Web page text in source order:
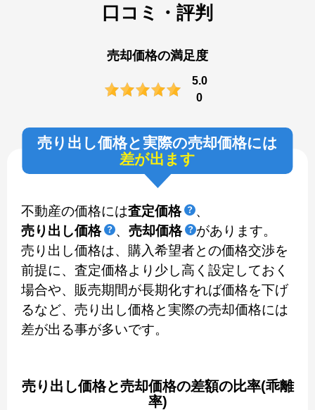
口コミ・評判
売却価格の満足度
5.0
0
売り出し価格と実際の売却価格には
差が出ます
不動産の価格には査定価格
、
売り出し価格
、 売却価格
があります。
売り出し価格は、購入希望者との価格交渉を
前提に、査定価格より少し高く設定しておく
場合や、販売期間が長期化すれば価格を下げ
るなど、売り出し価格と実際の売却価格には
差が出る事が多いです。
売り出し価格と売却価格の差額の比率(乖離
率)